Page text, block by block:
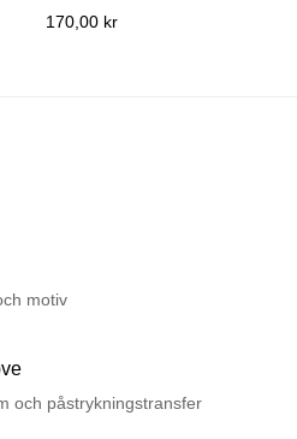
170,00 kr
motiv
och påstrykningstransfer